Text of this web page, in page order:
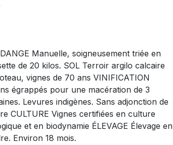
Manuelle, soigneusement triée en
de 20 kilos. SOL Terroir argilo calcaire
vignes de 70 ans VINIFICATION
égrappés pour une macération de 3
Levures indigènes. Sans adjonction de
CULTURE Vignes certifiées en culture
et en biodynamie ÉLEVAGE Élevage en
Environ 18 mois.